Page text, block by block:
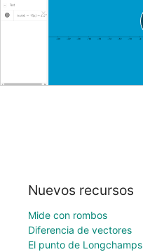
Nuevos recursos
Mide con rombos
Diferencia de vectores
El punto de Longchamps